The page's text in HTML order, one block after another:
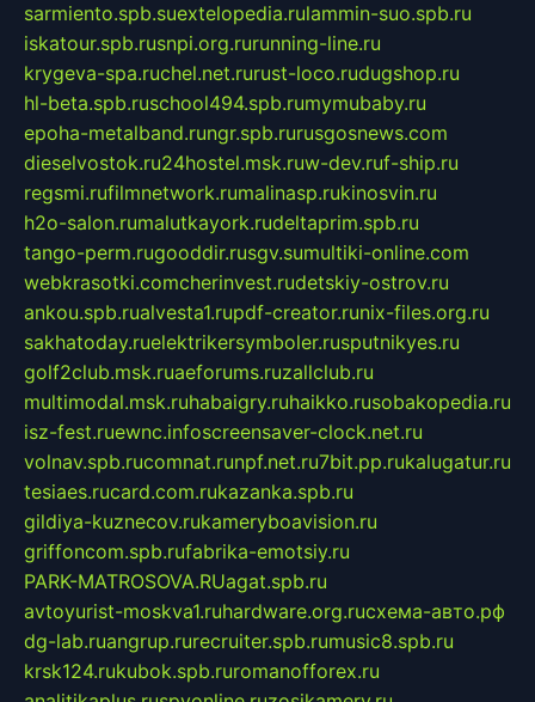
sarmiento.spb.suextelopedia.rulammin-suo.spb.ru
iskatour.spb.rusnpi.org.rurunning-line.ru
krygeva-spa.ruchel.net.rurust-loco.rudugshop.ru
hl-beta.spb.ruschool494.spb.rumymubaby.ru
epoha-metalband.rungr.spb.rurusgosnews.com
dieselvostok.ru24hostel.msk.ruw-dev.ruf-ship.ru
regsmi.rufilmnetwork.rumalinasp.rukinosvin.ru
h2o-salon.rumalutkayork.rudeltaprim.spb.ru
tango-perm.rugooddir.rusgv.sumultiki-online.com
webkrasotki.comcherinvest.rudetskiy-ostrov.ru
ankou.spb.rualvesta1.rupdf-creator.runix-files.org.ru
sakhatoday.ruelektrikersymboler.rusputnikyes.ru
golf2club.msk.ruaeforums.ruzallclub.ru
multimodal.msk.ruhabaigry.ruhaikko.rusobakopedia.ru
isz-fest.ruewnc.infoscreensaver-clock.net.ru
volnav.spb.rucomnat.runpf.net.ru7bit.pp.rukalugatur.ru
tesiaes.rucard.com.rukazanka.spb.ru
gildiya-kuznecov.rukameryboavision.ru
griffoncom.spb.rufabrika-emotsiy.ru
PARK-MATROSOVA.RUagat.spb.ru
avtoyurist-moskva1.ruhardware.org.ruсхема-авто.рф
dg-lab.ruangrup.rurecruiter.spb.rumusic8.spb.ru
krsk124.rukubok.spb.ruromanofforex.ru